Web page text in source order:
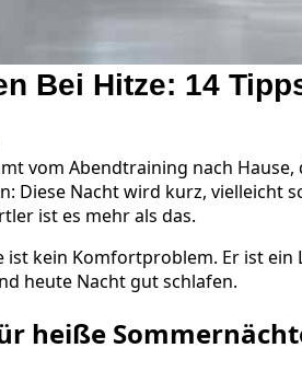
Bei Hitze: 14
vom Abendtraining nach
Diese Nacht wird kurz, vielleicht
ist es mehr als das.
ist kein Komfortproblem. Er ist
heute Nacht gut schlafen.
heiße